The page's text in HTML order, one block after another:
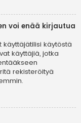
voi enää kirjautua
käytöstä
käyttäjiä, jotka
rekisteröityä